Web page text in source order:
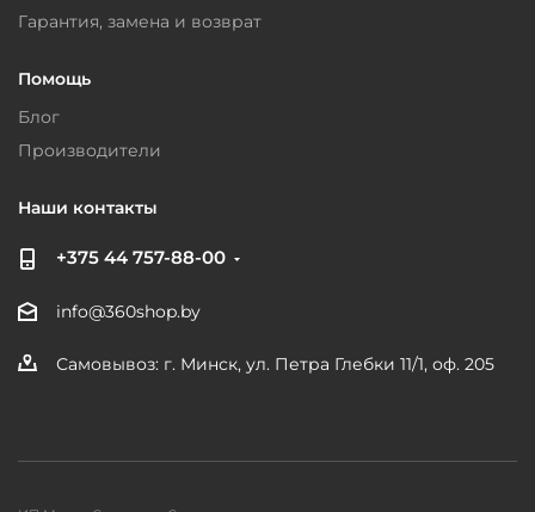
Гарантия, замена и возврат
Помощь
Блог
Производители
Наши контакты
+375 44 757-88-00
info@360shop.by
Самовывоз: г. Минск, ул. Петра Глебки 11/1, оф. 205